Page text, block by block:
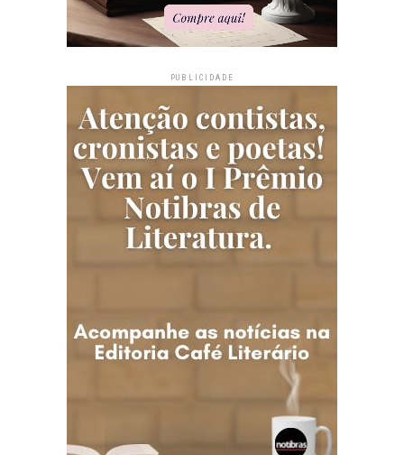
PUBLICIDADE